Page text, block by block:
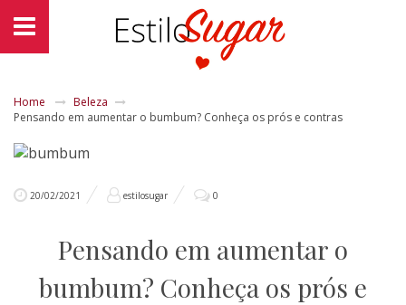
Home
Beleza
Pensando em aumentar o bumbum? Conheça os prós e contras
20/02/2021 estilosugar 0
Pensando em aumentar o
bumbum? Conheça os prós e